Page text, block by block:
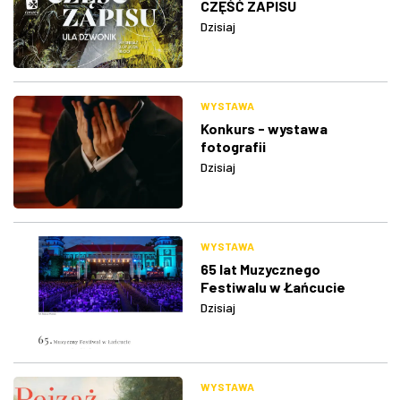
CZĘŚĆ ZAPISU
Dzisiaj
WYSTAWA
Konkurs - wystawa
fotografii
Dzisiaj
WYSTAWA
65 lat Muzycznego
Festiwalu w Łańcucie
Dzisiaj
WYSTAWA